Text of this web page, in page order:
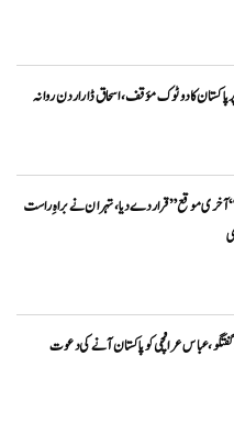
کا دوٹوک مؤقف، اسحاق ڈار اردن روانہ
موقع” قرار دے دیا، تہران نے براہِ راست
عباس عراقچی کو پاکستان آنے کی دعوت